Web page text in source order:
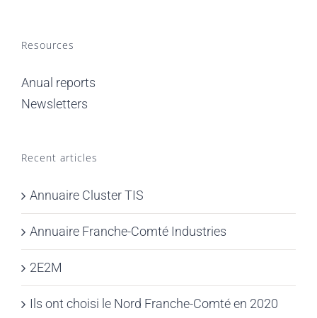
Resources
Anual reports
Newsletters
Recent articles
Annuaire Cluster TIS
Annuaire Franche-Comté Industries
2E2M
Ils ont choisi le Nord Franche-Comté en 2020